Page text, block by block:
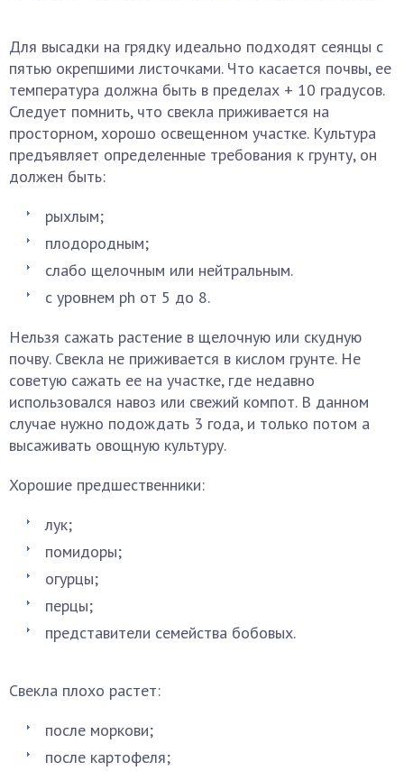
Для высадки на грядку идеально подходят сеянцы с
пятью окрепшими листочками. Что касается почвы, ее
температура должна быть в пределах + 10 градусов.
Следует помнить, что свекла приживается на
просторном, хорошо освещенном участке. Культура
предъявляет определенные требования к грунту, он
должен быть:
рыхлым;
плодородным;
слабо щелочным или нейтральным.
с уровнем ph от 5 до 8.
Нельзя сажать растение в щелочную или скудную
почву. Свекла не приживается в кислом грунте. Не
советую сажать ее на участке, где недавно
использовался навоз или свежий компот. В данном
случае нужно подождать 3 года, и только потом а
высаживать овощную культуру.
Хорошие предшественники:
лук;
помидоры;
огурцы;
перцы;
представители семейства бобовых.
Свекла плохо растет:
после моркови;
после картофеля;